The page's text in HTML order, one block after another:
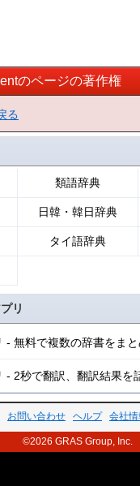
のページの著作権
る
類語辞典
日韓・韓日辞典
タイ語辞典
リ
- 無料で複数の辞書をま
- 2秒で翻訳、翻訳結果を
お問い合わせ ヘルプ 会社情
©2026 GRAS Group, Inc.